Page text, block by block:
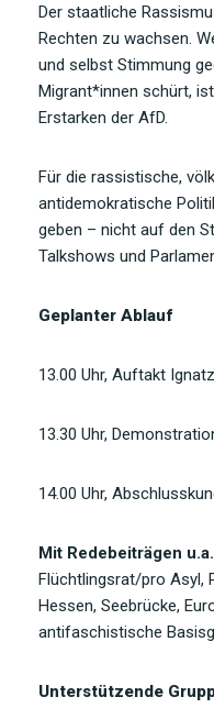
Der staatliche
Rechten zu wachsen.
und selbst Stimmung
Migrant*innen schürt,
Erstarken der AfD.
Für die rassistische,
antidemokratische
geben – nicht auf den
Talkshows und
Geplanter Ablauf
13.00 Uhr, Auftakt
13.30 Uhr,
14.00 Uhr,
Mit Redebeiträgen
Flüchtlingsrat/pro Asyl,
Hessen, Seebrücke,
antifaschistische
Unterstützende